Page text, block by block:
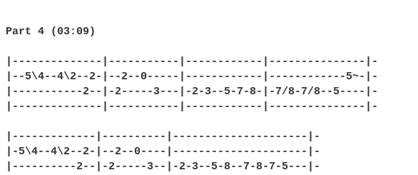
Part 4 (03:09)
|--------------|-----------|------------|---------------|-
|--5\4--4\2--2-|--2--0-----|------------|------------5~-|-
|-----------2--|-2-----3---|-2-3--5-7-8-|-7/8-7/8--5----|-
|--------------|-----------|------------|---------------|-
|-------------|----------|---------------------|-
|-5\4--4\2--2-|--2--0----|---------------------|-
|----------2--|-2-----3--|-2-3--5-8--7-8-7-5---|-